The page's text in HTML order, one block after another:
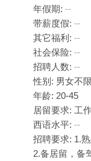
年假期: --
带薪度假: --
其它福利: --
社会保险: --
招聘人数: --
性别: 男女不限
年龄: 20-45
居留要求: 工
西语水平: --
招聘要求: 1.
2.备居留，备